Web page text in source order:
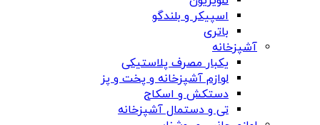
اسپیکر و بلندگو
باتری
آشپزخانه
یکبار مصرف پلاستیکی
لوازم آشپزخانه و پخت و پز
دستکش و اسکاج
تی و دستمال آشپزخانه